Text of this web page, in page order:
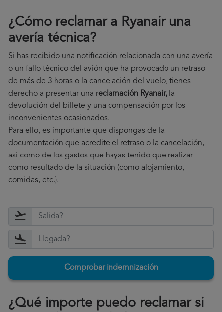
¿Cómo reclamar a Ryanair una
avería técnica?
Si has recibido una notificación relacionada con una avería
o un fallo técnico del avión que ha provocado un retraso
de más de 3 horas o la cancelación del vuelo, tienes
derecho a presentar una reclamación Ryanair, la
devolución del billete y una compensación por los
inconvenientes ocasionados.
Para ello, es importante que dispongas de la
documentación que acredite el retraso o la cancelación,
así como de los gastos que hayas tenido que realizar
como resultado de la situación (como alojamiento,
comidas, etc.).
Comprobar indemnización
¿Qué importe puedo reclamar si